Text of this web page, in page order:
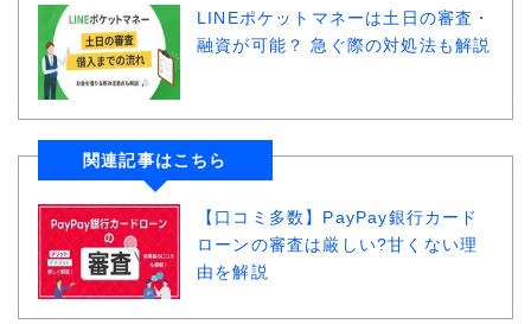
LINEポケットマネーは土日の審査・
融資が可能？ 急ぐ際の対処法も解説
関連記事はこちら
【口コミ多数】PayPay銀行カード
ローンの審査は厳しい?甘くない理
由を解説